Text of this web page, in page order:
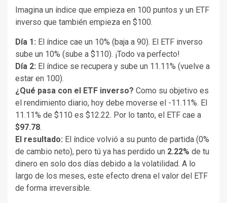
Imagina un índice que empieza en 100 puntos y un ETF
inverso que también empieza en $100.
Día 1: El índice cae un 10% (baja a 90). El ETF inverso
sube un 10% (sube a $110). ¡Todo va perfecto!
Día 2: El índice se recupera y sube un 11.11% (vuelve a
estar en 100).
¿Qué pasa con el ETF inverso? Como su objetivo es
el rendimiento diario, hoy debe moverse el -11.11%. El
11.11% de $110 es $12.22. Por lo tanto, el ETF cae a
$97.78.
El resultado: El índice volvió a su punto de partida (0%
de cambio neto), pero tú ya has perdido un 2.22% de tu
dinero en solo dos días debido a la volatilidad. A lo
largo de los meses, este efecto drena el valor del ETF
de forma irreversible.